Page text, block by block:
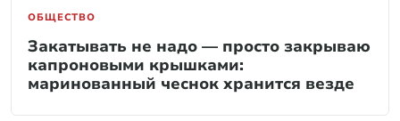
ОБЩЕСТВО
Закатывать не надо — просто закрываю
капроновыми крышками:
маринованный чеснок хранится везде